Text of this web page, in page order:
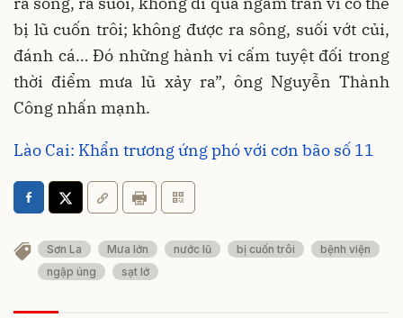
bị lũ cuốn trôi; không được ra sông, suối vớt củi,
đánh cá… Đó những hành vi cấm tuyệt đối trong
thời điểm mưa lũ xảy ra”, ông Nguyễn Thành
Công nhấn mạnh.
Lào Cai: Khẩn trương ứng phó với cơn bão số 11
Sơn La Mưa lớn nước lũ bị cuốn trôi
bệnh viện
ngập úng
sạt lở